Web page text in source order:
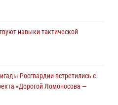
навыки тактической
Росгвардии встретились с
«Дорогой Ломоносова —